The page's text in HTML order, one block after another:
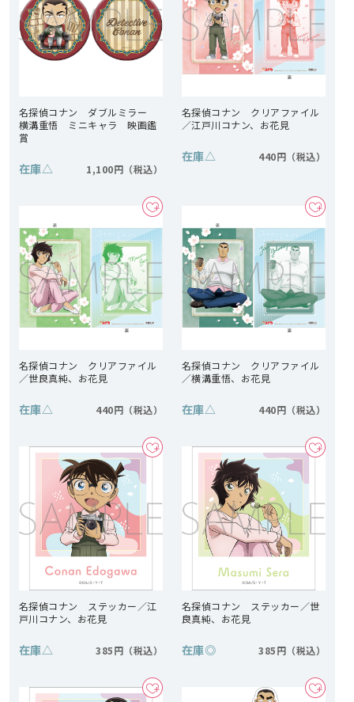
名探偵コナン ダブルミラー
横溝重悟 ミニキャラ 映画鑑
賞
在庫△ 1,100円
名探偵コナン クリアファイル
／江戸川コナン、お花見
在庫△ 440円
名探偵コナン クリアファイル
／世良真純、お花見
在庫△ 440円
名探偵コナン クリアファイル
／横溝重悟、お花見
在庫△ 440円
名探偵コナン ステッカー／江
戸川コナン、お花見
在庫△ 385円
名探偵コナン ステッカー／世
良真純、お花見
在庫◎ 385円